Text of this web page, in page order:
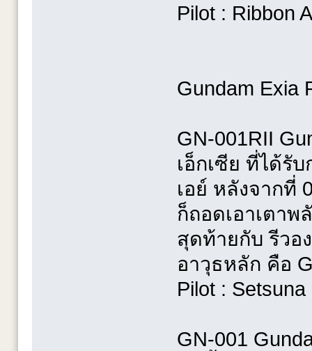
Pilot : Ribbon
Gundam Exia
GN-001RII
เอ็กเซีย ที่ได้รั
เอย์ หลังจากที่
ก็ถอดเอาเตา
สุดท้ายกับ รีวอ
อาวุธหลัก คือ
Pilot : Setsuna
GN-001